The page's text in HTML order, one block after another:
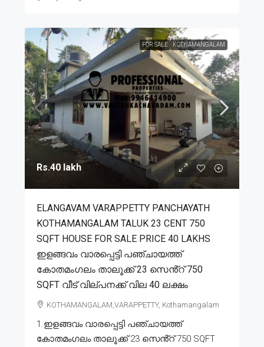
FOR SALE KOTHAMANGALAM
Rs.40 lakh
ELANGAVAM VARAPPETTY PANCHAYATH
KOTHAMANGALAM TALUK 23 CENT 750
SQFT HOUSE FOR SALE PRICE 40 LAKHS
ഇളങ്ങവം വാരപ്പെട്ടി പഞ്ചായത്ത്
കോതമംഗലം താലൂക്ക് 23 സെൻ്റ് 750
SQFT വീട് വില്പനക്ക് വില 40 ലക്ഷം
KOTHAMANGALAM,VARAPPETTY, Kothamangalam
1.ഇളങ്ങവം വാരപ്പെട്ടി പഞ്ചായത്ത്
കോതമംഗലം താലൂക്ക് 23 സെൻ്റ് 750 SQFT